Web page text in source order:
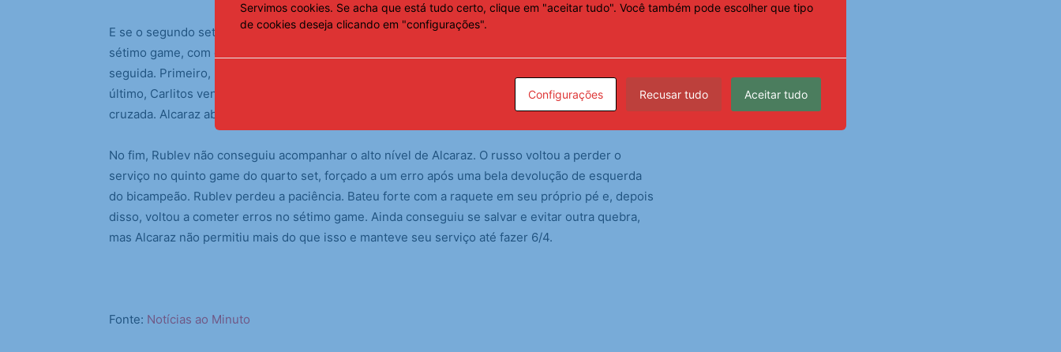
E se o segundo set foi decidido em erros de Rublev, o terceiro teve mérito total para Alcaraz. No
sétimo game, com o russo sacando em 30/15, o espanhol fez três pontos espetaculares em
seguida. Primeiro, uma passa de direita na paralela. Depois, uma incrível devolução de direita. Por
último, Carlitos venceu um rali após duas defesas sensacionais e uma passada de direita na
cruzada. Alcaraz abriu 5/3 e, dois game depois, fez 6/4 e tomou a dianteira do jogo.
No fim, Rublev não conseguiu acompanhar o alto nível de Alcaraz. O russo voltou a perder o
serviço no quinto game do quarto set, forçado a um erro após uma bela devolução de esquerda
do bicampeão. Rublev perdeu a paciência. Bateu forte com a raquete em seu próprio pé e, depois
disso, voltou a cometer erros no sétimo game. Ainda conseguiu se salvar e evitar outra quebra,
mas Alcaraz não permitiu mais do que isso e manteve seu serviço até fazer 6/4.
Fonte: Notícias ao Minuto
Servimos cookies. Se acha que está tudo certo, clique em "aceitar tudo". Você também pode escolher que tipo
de cookies deseja clicando em "configurações".
Configurações Recusar tudo Aceitar tudo